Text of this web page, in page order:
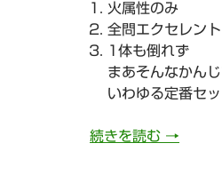
火属性のみ
全問エクセレント
1体も倒れず
まあそんなかんじ
いわゆる定番セッ
続きを読む 780日
→